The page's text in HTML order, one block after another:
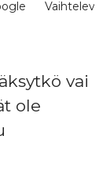
Vaihteleva
vai
ole